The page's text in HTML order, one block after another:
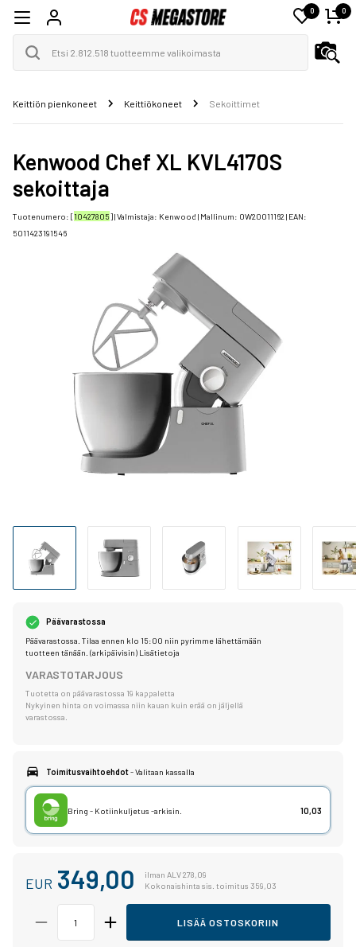
0 0
Keittiön pienkoneet Keittiökoneet Sekoittimet
Kenwood Chef XL KVL4170S
sekoittaja
Tuotenumero: [10427805] | Valmistaja: Kenwood | Mallinum: 0W20011162 | EAN:
5011423191546
Päävarastossa
Päävarastossa. Tilaa ennen klo 15:00 niin pyrimme lähettämään
tuotteen tänään. (arkipäivisin) Lisätietoja
VARASTOTARJOUS
Tuotetta on päävarastossa 19 kappaletta
Nykyinen hinta on voimassa niin kauan kuin erää on jäljellä
varastossa.
Toimitusvaihtoehdot- Valitaan kassalla
Bring - Kotiinkuljetus -arkisin. 10,03
EUR 349,00
ilman ALV 278,09
Kokonaishinta sis. toimitus 359,03
LISÄÄ OSTOSKORIIN